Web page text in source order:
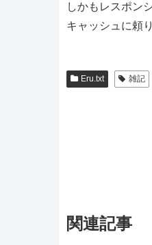
しかもレスポン
キャッシュに頼
Eru.txt 雑記
関連記事